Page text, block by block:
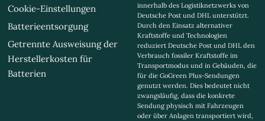
Cookie-Einstellungen
Batterieentsorgung
Getrennte Ausweisung der
Herstellerkosten für
Batterien
innerhalb des Logistiknetzwerks von
Deutsche Post und DHL unterstützt.
Durch den Einsatz alternativer
Kraftstoffe und Technologien
reduziert Deutsche Post und DHL den
Verbrauch fossiler Kraftstoffe im
Transportmodus und in Gebäuden, die
für die GoGreen Plus-Sendungen
genutzt werden. Dies bedeutet nicht
zwangsläufig, dass die konkrete
Sendung physisch mit Fahrzeugen
oder über Anlagen transportiert wird,